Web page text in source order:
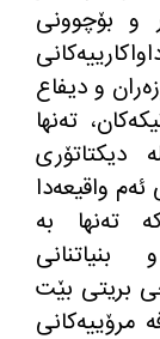
و بۆچوونی
و دیفاع
تەنها
دیکتاتۆری
ئەم واقیعەدا
تەنها بە
بریتی بێت
مرۆییەکانی